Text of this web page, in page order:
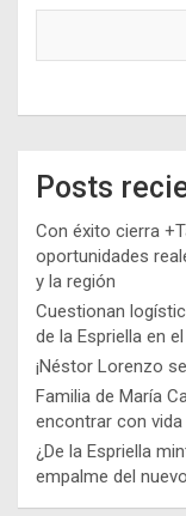
Posts
Con éxito cierra
oportunidades
y la región
Cuestionan
de la Espriella en
¡Néstor Lorenzo
Familia de María
encontrar con vida
¿De la Espriella
empalme del